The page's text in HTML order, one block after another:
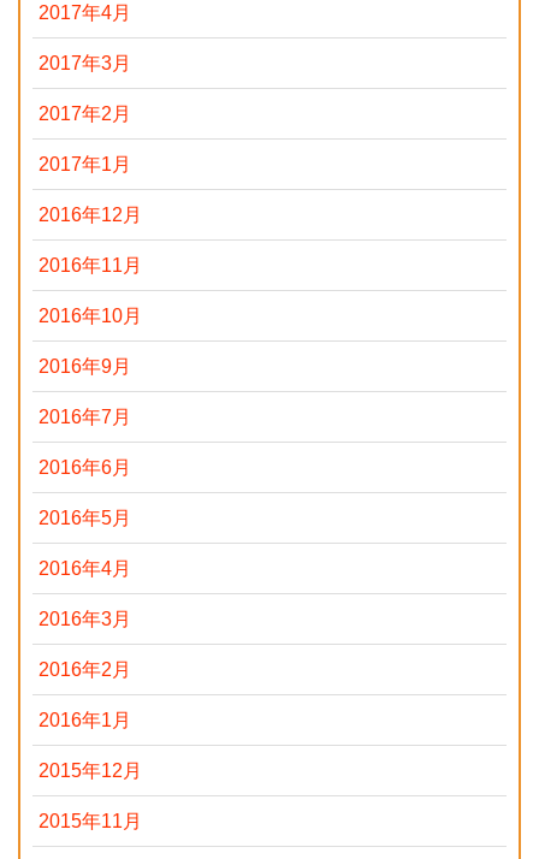
2017年4月
2017年3月
2017年2月
2017年1月
2016年12月
2016年11月
2016年10月
2016年9月
2016年7月
2016年6月
2016年5月
2016年4月
2016年3月
2016年2月
2016年1月
2015年12月
2015年11月